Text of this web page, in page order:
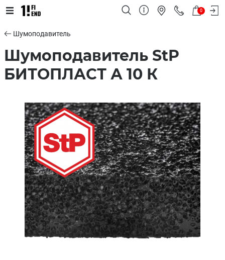
0
Шумоподавитель
Шумоподавитель StP
БИТОПЛАСТ А 10 К